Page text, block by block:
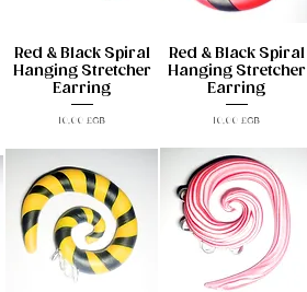
Red & Black Spiral
Hanging Stretcher
Earring
Prix
10,00 £GB
Red & Black Spiral
Hanging Stretcher
Earring
Prix
10,00 £GB